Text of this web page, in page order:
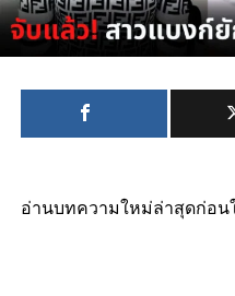
อ่านบทความใหม่ล่าสุดก่อน